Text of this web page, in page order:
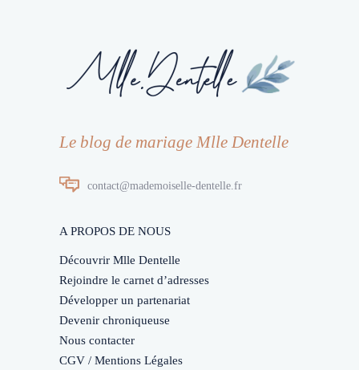
Le blog de mariage Mlle Dentelle
contact@mademoiselle-dentelle.fr
A PROPOS DE NOUS
Découvrir Mlle Dentelle
Rejoindre le carnet d’adresses
Développer un partenariat
Devenir chroniqueuse
Nous contacter
CGV / Mentions Légales